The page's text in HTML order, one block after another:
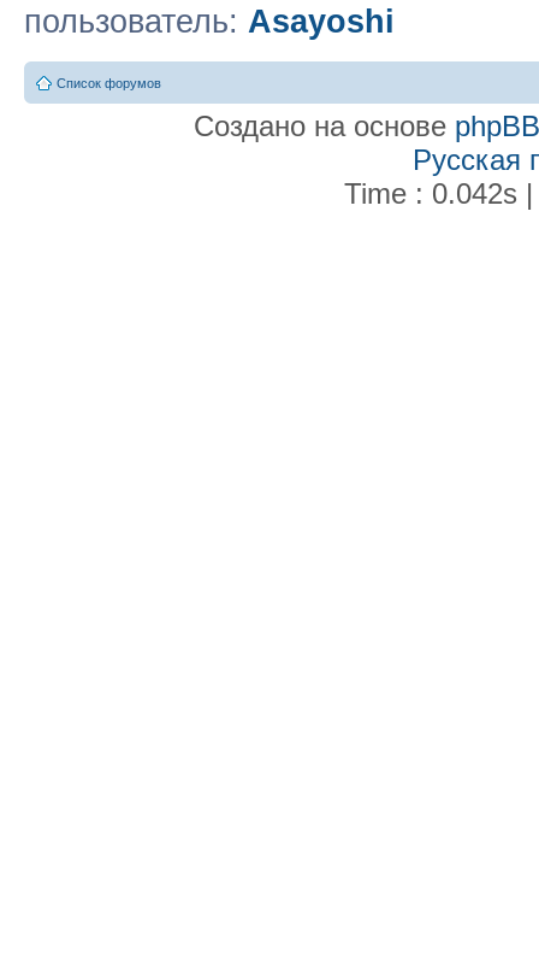
пользователь: Asayoshi
Список форумов
Создано на основе phpBB
Русская
Time : 0.042s